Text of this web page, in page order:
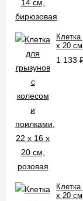
х 20
1 133
х 20